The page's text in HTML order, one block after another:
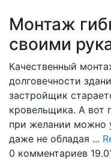
Монтаж
своими
Качественный
долговечности
застройщик
кровельщика. А вот
при желании можно
даже не обладая ...
0 комментариев